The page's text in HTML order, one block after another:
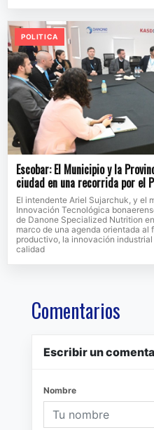
POLITICA
Escobar: El Municipio y la
ciudad en una recorrida por el
El intendente Ariel Sujarchuk, y el
Innovación Tecnológica
de Danone Specialized Nutrition
marco de una agenda orientada
productivo, la innovación
calidad
Comentarios
Escribir un
Nombre